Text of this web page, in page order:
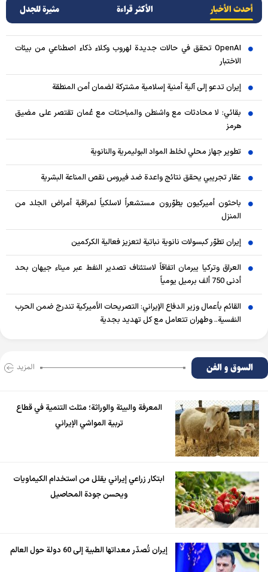
أحدث الأخبار الأکثر قراءة مثيرة للجدل
OpenAI تحقق في حالات جديدة لهروب وكلاء ذكاء اصطناعي من بيئات
الاختبار
إيران تدعو إلى آلية أمنية إسلامية مشتركة لضمان أمن المنطقة
بقائي: لا محادثات مع واشنطن والمباحثات مع عُمان تقتصر على مضيق
هرمز
تطوير جهاز محلي لخلط المواد البوليمرية والنانوية
عقار تجريبي يحقق نتائج واعدة ضد فيروس نقص المناعة البشرية
باحثون أميركيون يطوّرون مستشعراً لاسلكياً لمراقبة أمراض الجلد من
المنزل
إيران تطوّر كبسولات نانوية نباتية لتعزيز فعالية الكركمين
العراق وتركيا يبرمان اتفاقاً لاستئناف تصدير النفط عبر ميناء جيهان بحد
أدنى 750 ألف برميل يومياً
القائم بأعمال وزير الدفاع الإيراني: التصريحات الأميركية تندرج ضمن الحرب
النفسية.. وطهران تتعامل مع كل تهديد بجدية
السوق و الفن المزید
المعرفة والبيئة والوراثة؛ مثلث التنمية في قطاع
تربية المواشي الإيراني
ابتكار زراعي إيراني يقلل من استخدام الكيماويات
ويحسن جودة المحاصيل
إيران تُصدّر معداتها الطبية إلى 60 دولة حول العالم